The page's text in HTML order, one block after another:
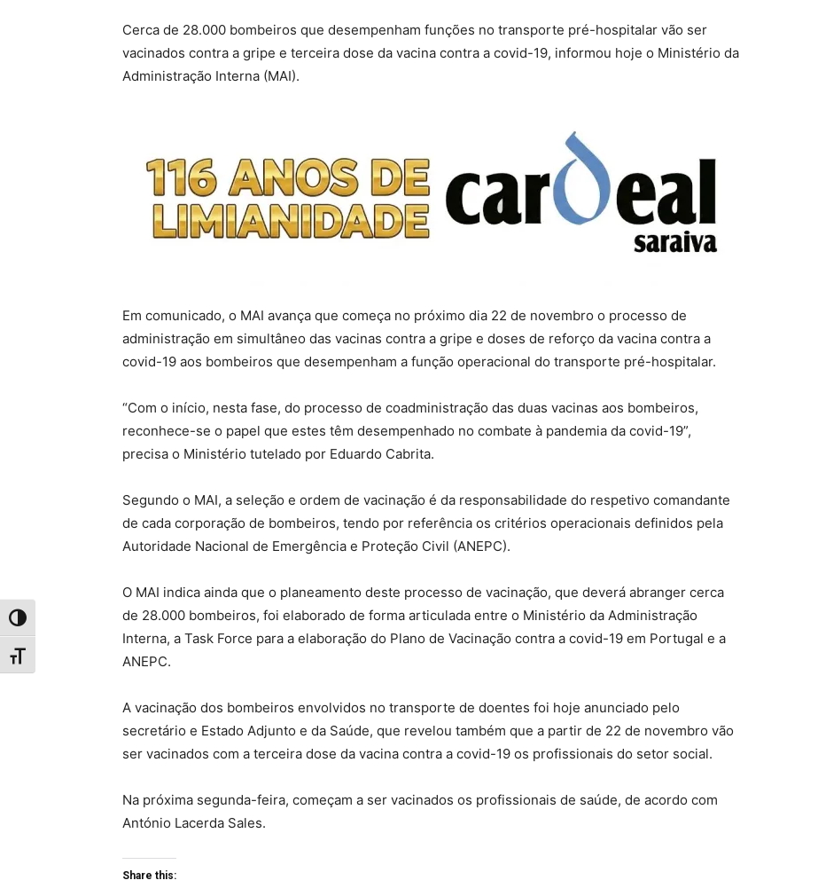
Toggle High Contrast
Toggle Font size
Cerca de 28.000 bombeiros que desempenham funções no transporte pré-hospitalar vão ser
vacinados contra a gripe e terceira dose da vacina contra a covid-19, informou hoje o Ministério da
Administração Interna (MAI).
Em comunicado, o MAI avança que começa no próximo dia 22 de novembro o processo de
administração em simultâneo das vacinas contra a gripe e doses de reforço da vacina contra a
covid-19 aos bombeiros que desempenham a função operacional do transporte pré-hospitalar.
“Com o início, nesta fase, do processo de coadministração das duas vacinas aos bombeiros,
reconhece-se o papel que estes têm desempenhado no combate à pandemia da covid-19”,
precisa o Ministério tutelado por Eduardo Cabrita.
Segundo o MAI, a seleção e ordem de vacinação é da responsabilidade do respetivo comandante
de cada corporação de bombeiros, tendo por referência os critérios operacionais definidos pela
Autoridade Nacional de Emergência e Proteção Civil (ANEPC).
O MAI indica ainda que o planeamento deste processo de vacinação, que deverá abranger cerca
de 28.000 bombeiros, foi elaborado de forma articulada entre o Ministério da Administração
Interna, a Task Force para a elaboração do Plano de Vacinação contra a covid-19 em Portugal e a
ANEPC.
A vacinação dos bombeiros envolvidos no transporte de doentes foi hoje anunciado pelo
secretário e Estado Adjunto e da Saúde, que revelou também que a partir de 22 de novembro vão
ser vacinados com a terceira dose da vacina contra a covid-19 os profissionais do setor social.
Na próxima segunda-feira, começam a ser vacinados os profissionais de saúde, de acordo com
António Lacerda Sales.
Share this: